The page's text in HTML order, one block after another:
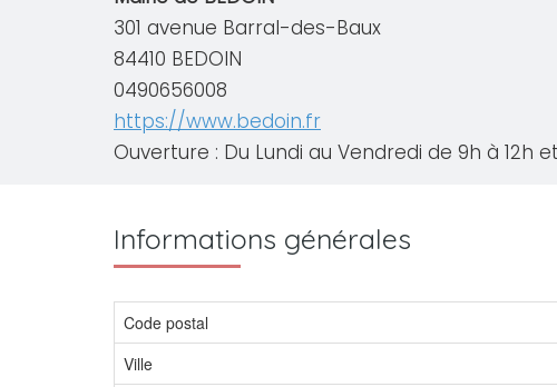
301 avenue Barral-des-Baux
84410 BEDOIN
0490656008
https://www.bedoin.fr
Ouverture : Du Lundi au Vendredi de 9h à 12h
Informations générales
Code postal
Ville